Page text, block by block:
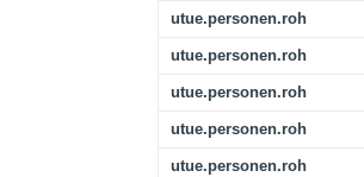
utue.personen.roh
utue.personen.roh
utue.personen.roh
utue.personen.roh
utue.personen.roh